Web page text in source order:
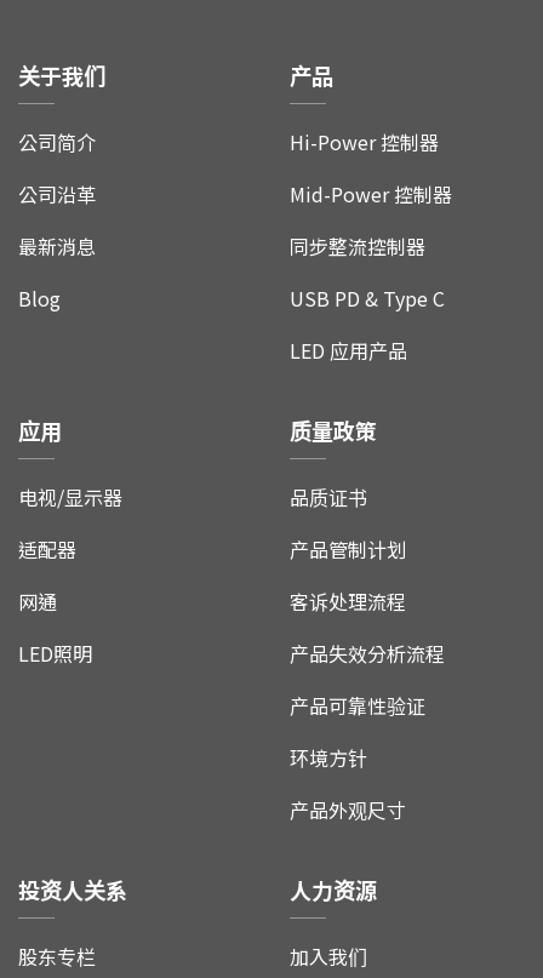
关于我们
公司简介
公司沿革
最新消息
Blog
产品
Hi-Power 控制器
Mid-Power 控制器
同步整流控制器
USB PD & Type C
LED 应用产品
应用
电视/显示器
适配器
网通
LED照明
质量政策
品质证书
产品管制计划
客诉处理流程
产品失效分析流程
产品可靠性验证
环境方针
产品外观尺寸
投资人关系
股东专栏
人力资源
加入我们